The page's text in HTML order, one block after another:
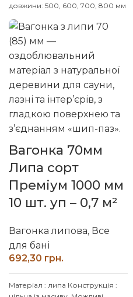
довжини: 500, 600, 700, 800 мм
погоджуйте із менеджером
Вагонка 70мм
Липа сорт
Преміум 1000 мм
10 шт. уп – 0,7 м²
Вагонка липова, Все
для бані
грн.
Матеріал : липа Конструкція :